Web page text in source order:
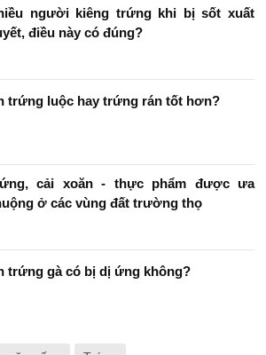
người kiêng trứng khi bị sốt xuất
điều này có đúng?
trứng luộc hay trứng rán tốt hơn?
cải xoăn - thực phẩm được ưa
ở các vùng đất trường thọ
trứng gà có bị dị ứng không?